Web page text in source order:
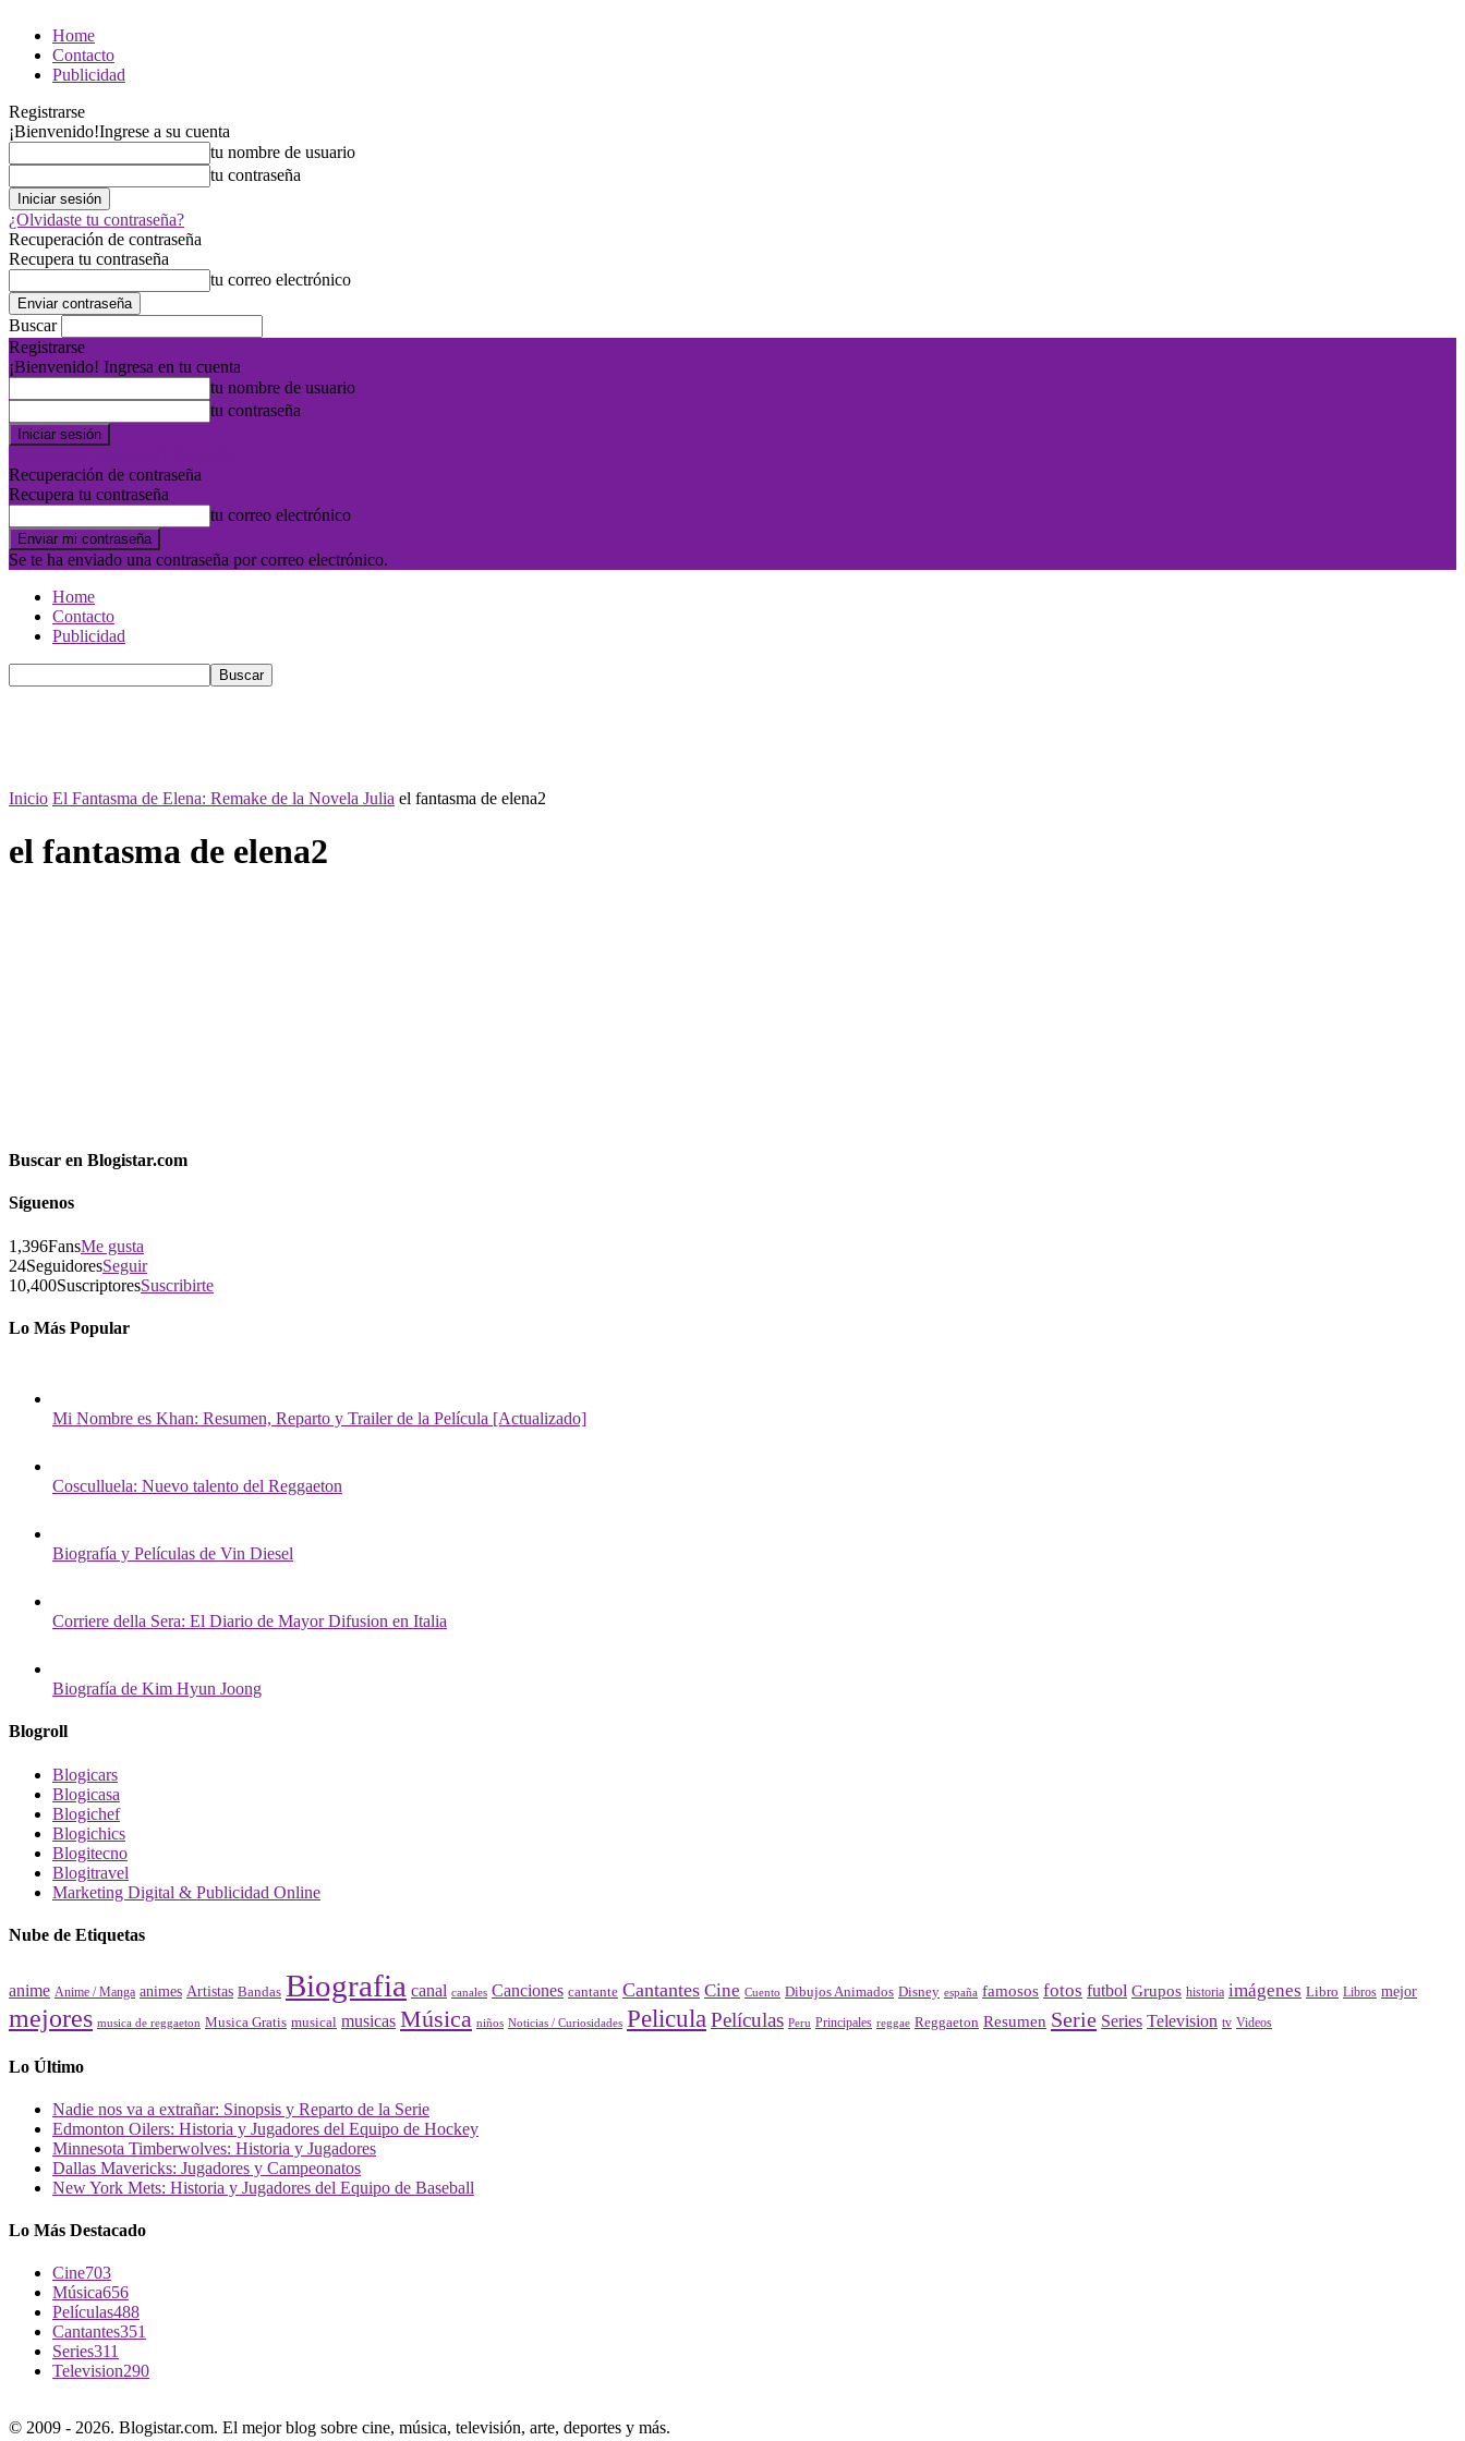
Home
Contacto
Publicidad
Registrarse
¡Bienvenido!Ingrese a su cuenta
tu nombre de usuario
tu contraseña
¿Olvidaste tu contraseña?
Recuperación de contraseña
Recupera tu contraseña
tu correo electrónico
Buscar
Registrarse
¡Bienvenido! Ingresa en tu cuenta
tu nombre de usuario
tu contraseña
Recuperación de contraseña
Recupera tu contraseña
tu correo electrónico
Se te ha enviado una contraseña por correo electrónico.
Home
Contacto
Publicidad
Inicio El Fantasma de Elena: Remake de la Novela Julia el fantasma de elena2
el fantasma de elena2
Buscar en Blogistar.com
Síguenos
1,396FansMe gusta
24SeguidoresSeguir
10,400SuscriptoresSuscribirte
Lo Más Popular
Mi Nombre es Khan: Resumen, Reparto y Trailer de la Película [Actualizado]
Cosculluela: Nuevo talento del Reggaeton
Biografía y Películas de Vin Diesel
Corriere della Sera: El Diario de Mayor Difusion en Italia
Biografía de Kim Hyun Joong
Blogroll
Blogicars
Blogicasa
Blogichef
Blogichics
Blogitecno
Blogitravel
Marketing Digital & Publicidad Online
Nube de Etiquetas
anime Anime / Manga animes Artistas Bandas Biografia canal canales Canciones cantante Cantantes Cine Cuento Dibujos Animados Disney españa famosos fotos futbol Grupos historia imágenes Libro Libros mejor
mejores musica de reggaeton Musica Gratis musical musicas Música niños Noticias / Curiosidades PeliculaPelículas Peru Principales reggae Reggaeton Resumen Serie Series Television tv Videos
Lo Último
Nadie nos va a extrañar: Sinopsis y Reparto de la Serie
Edmonton Oilers: Historia y Jugadores del Equipo de Hockey
Minnesota Timberwolves: Historia y Jugadores
Dallas Mavericks: Jugadores y Campeonatos
New York Mets: Historia y Jugadores del Equipo de Baseball
Lo Más Destacado
Cine703
Música656
Películas488
Cantantes351
Series311
Television290
© 2009 - 2026. Blogistar.com. El mejor blog sobre cine, música, televisión, arte, deportes y más.